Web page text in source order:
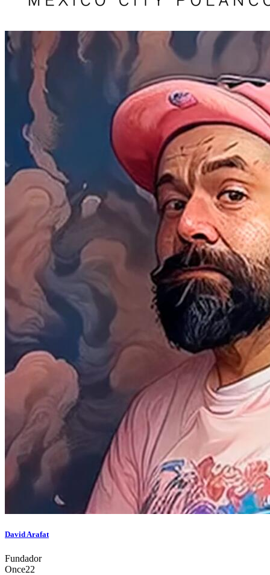
David Arafat
Fundador
Once22